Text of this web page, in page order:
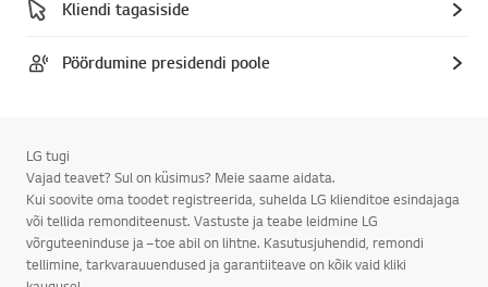
Kliendi tagasiside
Pöördumine presidendi poole
LG tugi
Vajad teavet? Sul on küsimus? Meie saame aidata.
Kui soovite oma toodet registreerida, suhelda LG klienditoe esindajaga
või tellida remonditeenust. Vastuste ja teabe leidmine LG
võrguteeninduse ja –toe abil on lihtne. Kasutusjuhendid, remondi
tellimine, tarkvarauuendused ja garantiiteave on kõik vaid kliki